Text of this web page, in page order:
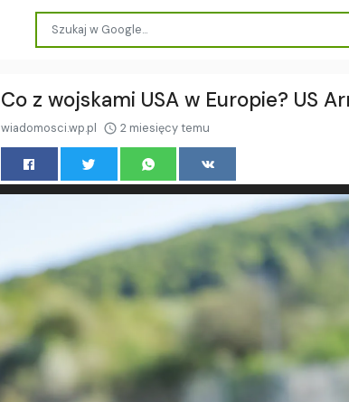
Co z wojskami USA w Europie? US
wiadomosci.wp.pl 2 miesięcy temu